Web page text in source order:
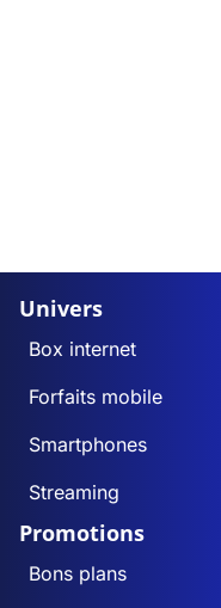
Univers
Box internet
Forfaits mobile
Smartphones
Streaming
Promotions
Bons plans